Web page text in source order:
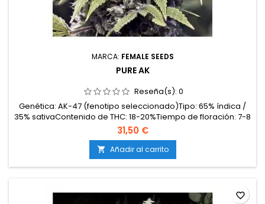
MARCA: FEMALE SEEDS
PURE AK
Reseña(s): 0
Genética: AK-47 (fenotipo seleccionado)Tipo: 65% índica /
35% sativaContenido de THC: 18-20%Tiempo de floración: 7-8
semanas en interiorProducción en interior: 400-500
g/m²Producción en exterior: 450-600 g/plantaAltura: 80-100
cm en interior; hasta 150 cm en exteriorAromas y
sabores: Especiados y terrosos con fondo dulce-afrutado...
31,50 €
 Añadir al carrito
favorite_border